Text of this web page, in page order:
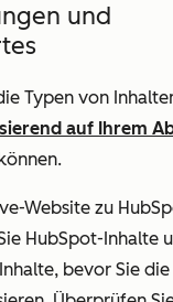
und
Typen von
auf Ihrem
Website zu
HubSpot-Inhalte
bevor Sie die